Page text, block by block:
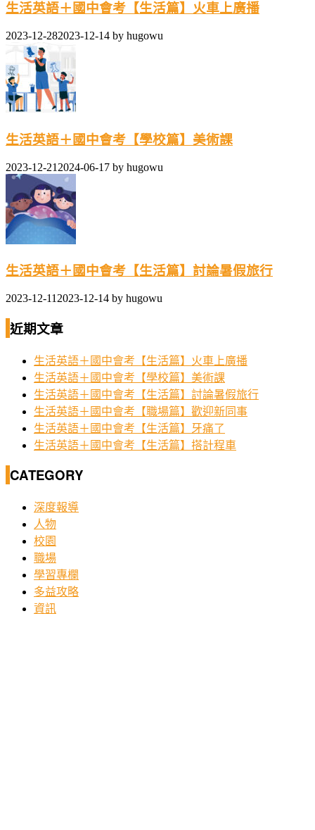
生活英語＋國中會考【生活篇】火車上廣播
2023-12-282023-12-14 by hugowu
生活英語＋國中會考【學校篇】美術課
2023-12-21 2024-06-17 by hugowu
生活英語＋國中會考【生活篇】討論暑假旅行
2023-12-11 2023-12-14 by hugowu
近期文章
生活英語＋國中會考【生活篇】火車上廣播
生活英語＋國中會考【學校篇】美術課
生活英語＋國中會考【生活篇】討論暑假旅行
生活英語＋國中會考【職場篇】歡迎新同事
生活英語＋國中會考【生活篇】牙痛了
生活英語＋國中會考【生活篇】搭計程車
CATEGORY
深度報導
人物
校園
職場
學習專欄
多益攻略
資訊